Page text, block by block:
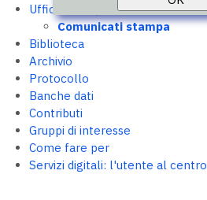
Ufficio stampa
Comunicati stampa
Biblioteca
Archivio
Protocollo
Banche dati
Contributi
Gruppi di interesse
Come fare per
Servizi digitali: l'utente al centro